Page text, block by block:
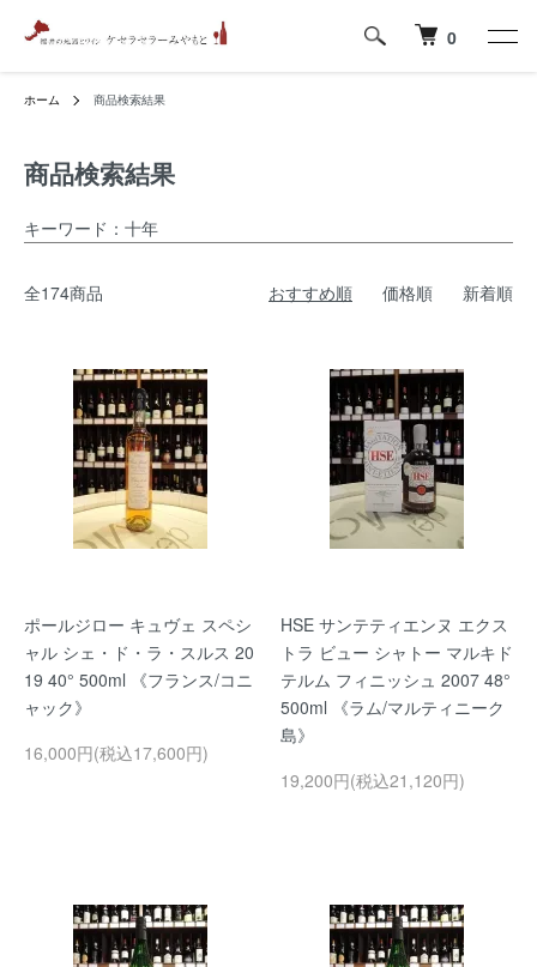
0
ホーム 商品検索結果
商品検索結果
キーワード：十年
全174商品 おすすめ順 価格順 新着順
ポールジロー キュヴェ スペシ
ャル シェ・ド・ラ・スルス 20
19 40° 500ml 《フランス/コニ
ャック》
16,000円(税込17,600円)
HSE サンテティエンヌ エクス
トラ ビュー シャトー マルキド
テルム フィニッシュ 2007 48°
500ml 《ラム/マルティニーク
島》
19,200円(税込21,120円)